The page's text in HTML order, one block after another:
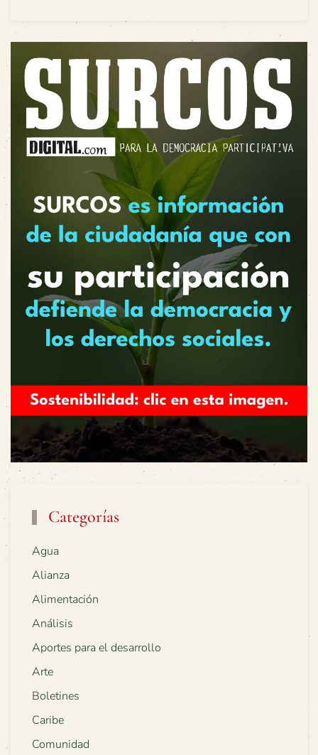
Categorías
Agua
Alianza
Alimentación
Análisis
Aportes para el desarrollo
Arte
Boletines
Caribe
Comunidad